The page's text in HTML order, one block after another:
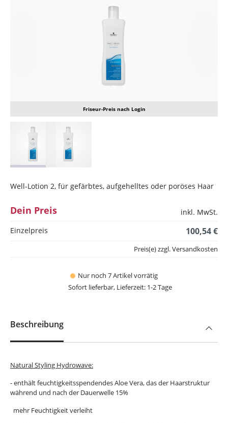
Friseur-Preis nach Login
Well-Lotion 2, für gefärbtes, aufgehelltes oder poröses Haar
Dein Preis
inkl. MwSt.
Einzelpreis
100,54 €
Nur noch 7 Artikel vorrätig
Sofort lieferbar, Lieferzeit: 1-2 Tage
Preis(e) zzgl. Versandkosten
Beschreibung
Natural Styling Hydrowave:
- enthält feuchtigkeitsspendendes Aloe Vera, das der Haarstruktur
während und nach der Dauerwelle 15%
mehr Feuchtigkeit verleiht